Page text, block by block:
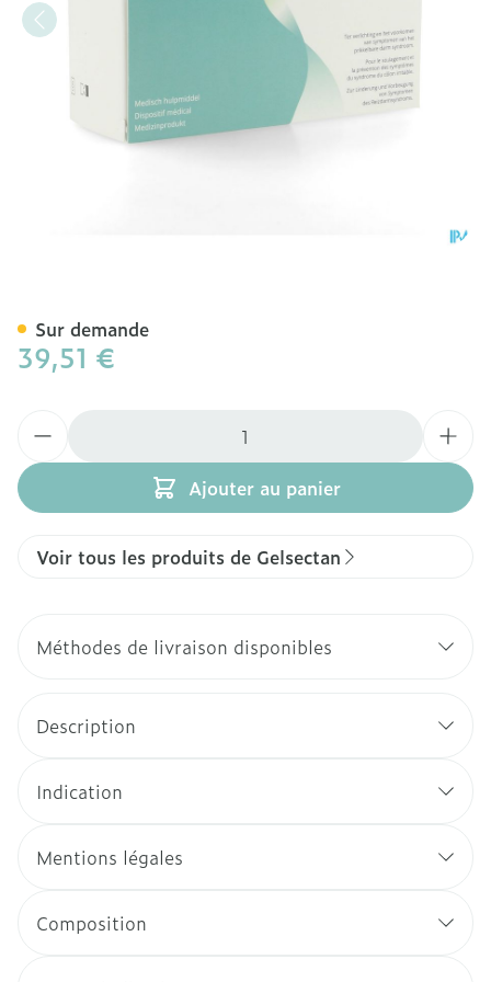
39,51 €
Ajouter au panier
Sur demande
Voir tous les produits de Gelsectan
Méthodes de livraison disponibles
Description
Indication
Mentions légales
Composition